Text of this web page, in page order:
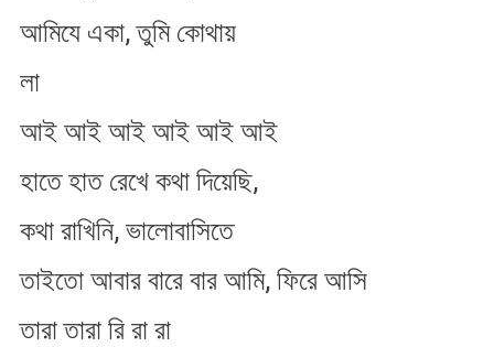
আমিযে একা, তুমি কোথায়
লা
আই আই আই আই আই আই
হাতে হাত রেখে কথা দিয়েছি,
কথা রাখিনি, ভালোবাসিতে
তাইতো আবার বারে বার আমি, ফিরে আসি
তারা তারা রি রা রা